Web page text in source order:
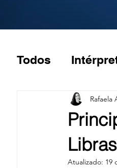
Todos
Rafaela
Atualizado: 19